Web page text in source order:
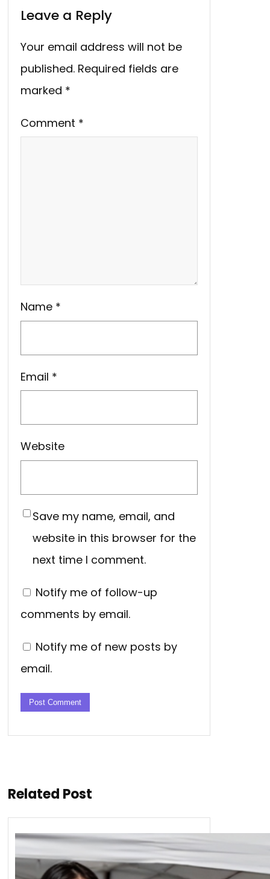
Leave a Reply
Your email address will not be
published. Required fields are
marked *
Comment *
Name *
Email *
Website
Save my name, email, and
website in this browser for the
next time I comment.
Notify me of follow-up
comments by email.
Notify me of new posts by
email.
Related Post